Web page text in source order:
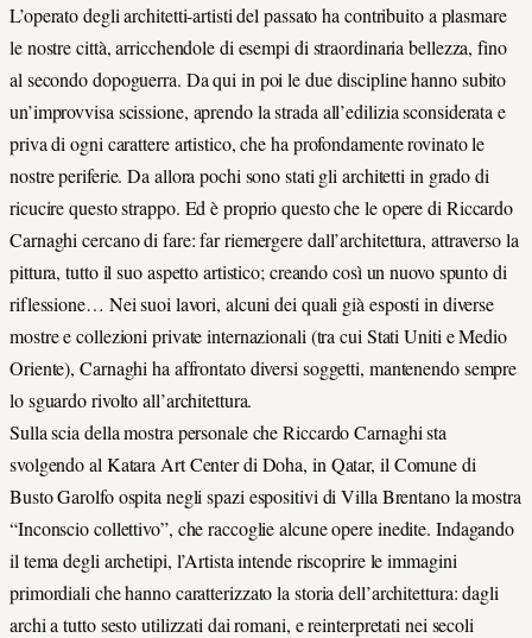
L’operato degli architetti-artisti del passato ha contribuito a plasmare
le nostre città, arricchendole di esempi di straordinaria bellezza, fino
al secondo dopoguerra. Da qui in poi le due discipline hanno subito
un’improvvisa scissione, aprendo la strada all’edilizia sconsiderata e
priva di ogni carattere artistico, che ha profondamente rovinato le
nostre periferie. Da allora pochi sono stati gli architetti in grado di
ricucire questo strappo. Ed è proprio questo che le opere di Riccardo
Carnaghi cercano di fare: far riemergere dall’architettura, attraverso la
pittura, tutto il suo aspetto artistico; creando così un nuovo spunto di
riflessione… Nei suoi lavori, alcuni dei quali già esposti in diverse
mostre e collezioni private internazionali (tra cui Stati Uniti e Medio
Oriente), Carnaghi ha affrontato diversi soggetti, mantenendo sempre
lo sguardo rivolto all’architettura.
Sulla scia della mostra personale che Riccardo Carnaghi sta
svolgendo al Katara Art Center di Doha, in Qatar, il Comune di
Busto Garolfo ospita negli spazi espositivi di Villa Brentano la mostra
“Inconscio collettivo”, che raccoglie alcune opere inedite. Indagando
il tema degli archetipi, l’Artista intende riscoprire le immagini
primordiali che hanno caratterizzato la storia dell’architettura: dagli
archi a tutto sesto utilizzati dai romani, e reinterpretati nei secoli